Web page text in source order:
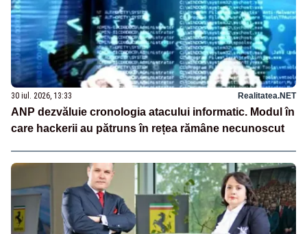
30 iul. 2026, 13:33 Realitatea.NET
ANP dezvăluie cronologia atacului informatic. Modul în
care hackerii au pătruns în rețea rămâne necunoscut